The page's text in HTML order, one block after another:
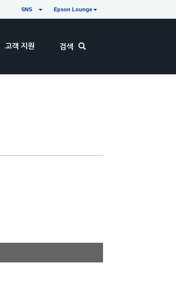
Epson Lounge
고객 지원 검색